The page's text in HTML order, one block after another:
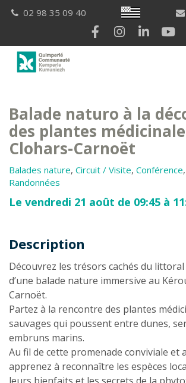
Breton
02 98 35 09 40
Lien vers le compte
Lien vers le
Lien
Balade naturo à la
des plantes
Clohars-Carnoët
Balades nature, Circuit / Visite, Conférence,
Randonnées
Le vendredi 21 août de 09:45 à
Description
Description
Découvrez les trésors cachés du
d’une balade nature immersive au
Carnoët.
Partez à la rencontre des plantes
sauvages qui poussent entre dunes,
embruns marins.
Au fil de cette promenade conviviale et
apprenez à reconnaître les espèces